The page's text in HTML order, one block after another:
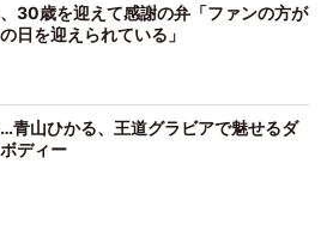
30歳を迎えて感謝の弁「ファンの方が
日を迎えられている」
青山ひかる、王道グラビアで魅せるダ
ディー